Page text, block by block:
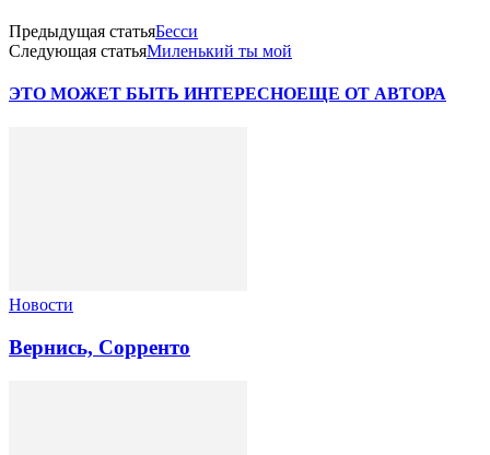
Предыдущая статьяБесси
Следующая статьяМиленький ты мой
ЭТО МОЖЕТ БЫТЬ ИНТЕРЕСНОЕЩЕ ОТ АВТОРА
Новости
Вернись, Сорренто